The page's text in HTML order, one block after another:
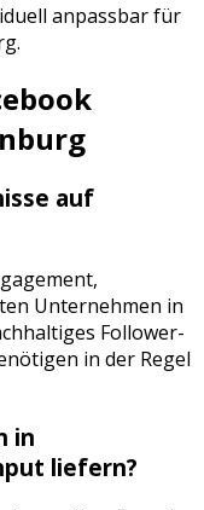
anpassbar für
.
auf
Unternehmen in
Follower-
in der Regel
in
liefern?